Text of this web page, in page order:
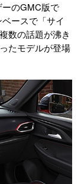
のGMC版で
ースで「サイ
数の話題が沸き
たモデルが登場